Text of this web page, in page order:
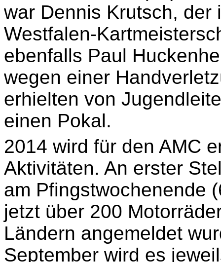
war Dennis Krutsch, der
Westfalen-
ebenfalls Paul
wegen einer
erhielten von
einen Pokal.
2014 wird für den AMC
Aktivitäten. An erster
am Pfingstwochenende
jetzt über 200
Ländern angemeldet
September wird es